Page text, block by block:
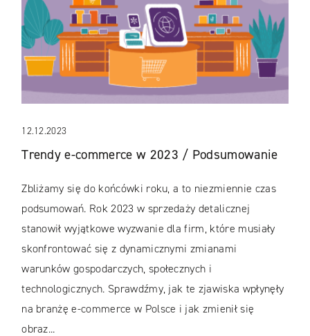
12.12.2023
Trendy e-commerce w 2023 / Podsumowanie
Zbliżamy się do końcówki roku, a to niezmiennie czas
podsumowań. Rok 2023 w sprzedaży detalicznej
stanowił wyjątkowe wyzwanie dla firm, które musiały
skonfrontować się z dynamicznymi zmianami
warunków gospodarczych, społecznych i
technologicznych. Sprawdźmy, jak te zjawiska wpłynęły
na branżę e-commerce w Polsce i jak zmienił się
obraz...